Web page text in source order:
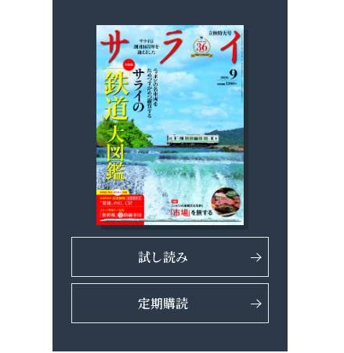
試し読み
定期購読